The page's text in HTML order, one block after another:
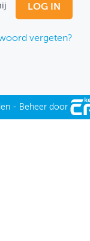
vergeten?
- Beheer door